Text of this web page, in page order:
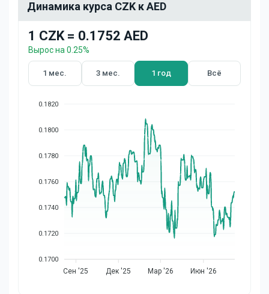
Динамика курса CZK к AED
1 CZK = 0.1752 AED
Вырос на 0.25%
1 мес. 3 мес. 1 год Всё
0.1820
0.1800
0.1780
0.1760
0.1740
0.1720
0.1700
Сен '25 Дек '25 Мар '26 Июн '26